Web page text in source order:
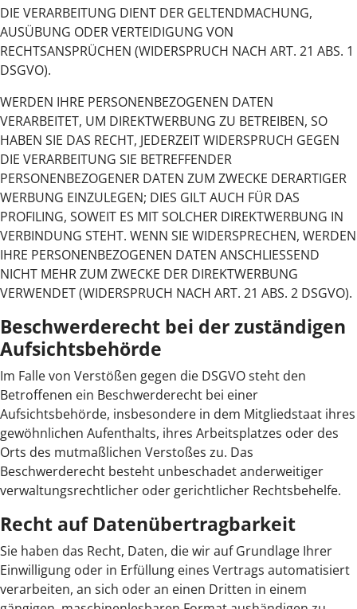
DIE VERARBEITUNG DIENT DER GELTENDMACHUNG,
AUSÜBUNG ODER VERTEIDIGUNG VON
RECHTSANSPRÜCHEN (WIDERSPRUCH NACH ART. 21 ABS. 1
DSGVO).
WERDEN IHRE PERSONENBEZOGENEN DATEN
VERARBEITET, UM DIREKTWERBUNG ZU BETREIBEN, SO
HABEN SIE DAS RECHT, JEDERZEIT WIDERSPRUCH GEGEN
DIE VERARBEITUNG SIE BETREFFENDER
PERSONENBEZOGENER DATEN ZUM ZWECKE DERARTIGER
WERBUNG EINZULEGEN; DIES GILT AUCH FÜR DAS
PROFILING, SOWEIT ES MIT SOLCHER DIREKTWERBUNG IN
VERBINDUNG STEHT. WENN SIE WIDERSPRECHEN, WERDEN
IHRE PERSONENBEZOGENEN DATEN ANSCHLIESSEND
NICHT MEHR ZUM ZWECKE DER DIREKTWERBUNG
VERWENDET (WIDERSPRUCH NACH ART. 21 ABS. 2 DSGVO).
Beschwerde­recht bei der zuständigen
Aufsichts­behörde
Im Falle von Verstößen gegen die DSGVO steht den
Betroffenen ein Beschwerderecht bei einer
Aufsichtsbehörde, insbesondere in dem Mitgliedstaat ihres
gewöhnlichen Aufenthalts, ihres Arbeitsplatzes oder des
Orts des mutmaßlichen Verstoßes zu. Das
Beschwerderecht besteht unbeschadet anderweitiger
verwaltungsrechtlicher oder gerichtlicher Rechtsbehelfe.
Recht auf Daten­übertrag­barkeit
Sie haben das Recht, Daten, die wir auf Grundlage Ihrer
Einwilligung oder in Erfüllung eines Vertrags automatisiert
verarbeiten, an sich oder an einen Dritten in einem